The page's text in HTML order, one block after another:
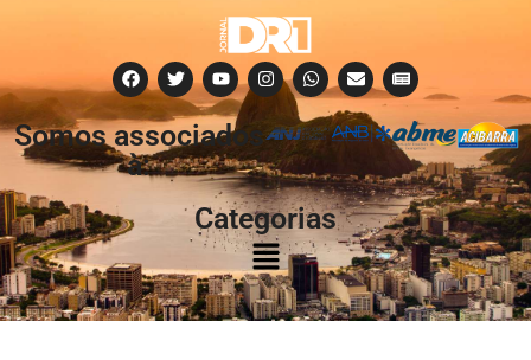
Somos associados
à:
Categorias